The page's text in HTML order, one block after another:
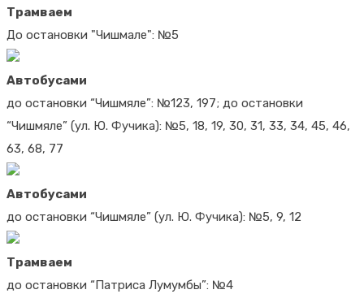
Трамваем
До остановки "Чишмале": №5
Автобусами
до остановки “Чишмяле”: №123, 197; до остановки
“Чишмяле” (ул. Ю. Фучика): №5, 18, 19, 30, 31, 33, 34, 45, 46,
63, 68, 77
Автобусами
до остановки “Чишмяле” (ул. Ю. Фучика): №5, 9, 12
Трамваем
до остановки “Патриса Лумумбы”: №4